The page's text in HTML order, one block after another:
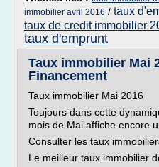
immobilier avril 2016 / taux
taux de credit immobilier
taux d'emprunt
Taux immobilier Mai
Financement
Taux immobilier Mai 2016
Toujours dans cette
mois de Mai affiche encore
Consulter les taux
Le meilleur taux immobilier